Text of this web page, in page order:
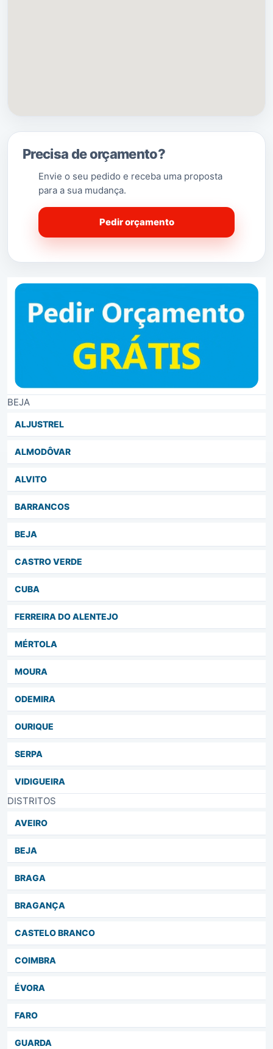
Precisa de orçamento?
Envie o seu pedido e receba uma proposta
para a sua mudança.
Pedir orçamento
BEJA
ALJUSTREL
ALMODÔVAR
ALVITO
BARRANCOS
BEJA
CASTRO VERDE
CUBA
FERREIRA DO ALENTEJO
MÉRTOLA
MOURA
ODEMIRA
OURIQUE
SERPA
VIDIGUEIRA
DISTRITOS
AVEIRO
BEJA
BRAGA
BRAGANÇA
CASTELO BRANCO
COIMBRA
ÉVORA
FARO
GUARDA